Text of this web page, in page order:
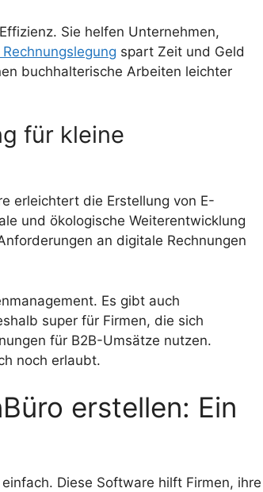
Sie helfen Unternehmen,
spart Zeit und Geld
buchhalterische Arbeiten leichter
für kleine
erleichtert die Erstellung von E-
und ökologische Weiterentwicklung
an digitale Rechnungen
Es gibt auch
super für Firmen, die sich
für B2B-Umsätze nutzen.
noch erlaubt.
erstellen: Ein
Diese Software hilft Firmen, ihre